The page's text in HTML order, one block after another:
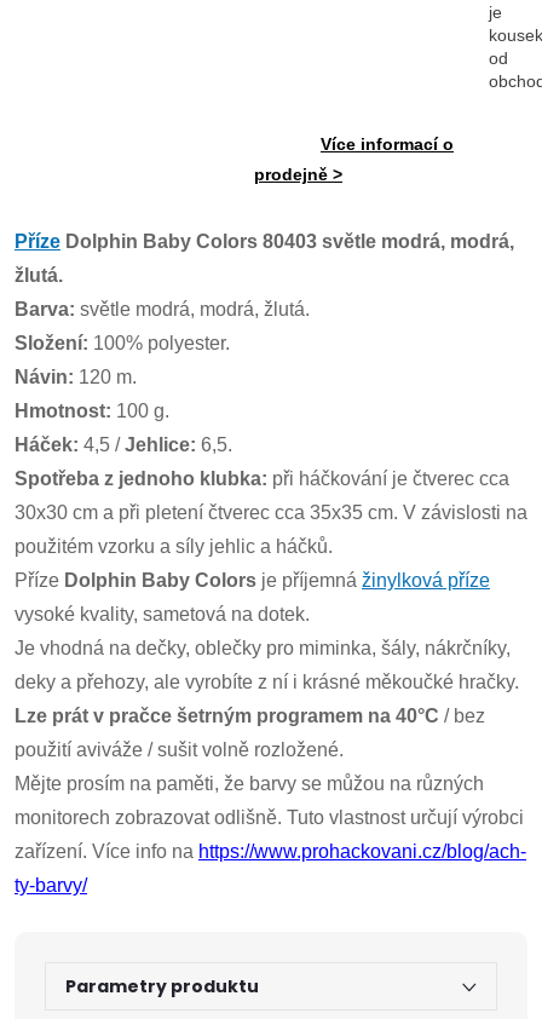
Příze Dolphin Baby Colors 80403 světle modrá, modrá,
žlutá.
Barva: světle modrá, modrá, žlutá.
Složení: 100% polyester.
Návin: 120 m.
Hmotnost: 100 g.
Háček: 4,5 /Jehlice: 6,5.
Spotřeba z jednoho klubka: při háčkování je čtverec cca
30x30 cm a při pletení čtverec cca 35x35 cm. V závislosti na
použitém vzorku a síly jehlic a háčků.
Příze Dolphin Baby Colors je příjemná žinylková příze
vysoké kvality, sametová na dotek.
Je vhodná na dečky, oblečky pro miminka, šály, nákrčníky,
deky a přehozy, ale vyrobíte z ní i krásné měkoučké hračky.
Lze prát v pračce šetrným programem na 40°C / bez
použití aviváže / sušit volně rozložené.
Mějte prosím na paměti, že barvy se můžou na různých
monitorech zobrazovat odlišně. Tuto vlastnost určují výrobci
zařízení. Více info na https://www.prohackovani.cz/blog/ach-
ty-barvy/
je
kousek
od
Více informací o
prodejně >
Parametry produktu